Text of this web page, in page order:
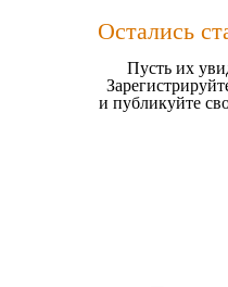
Остались
Пусть их
и публикуйте